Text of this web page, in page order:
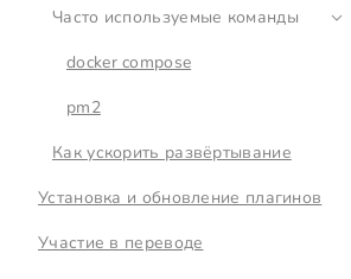
Часто используемые команды
docker compose
pm2
Как ускорить развёртывание
Установка и обновление плагинов
Участие в переводе